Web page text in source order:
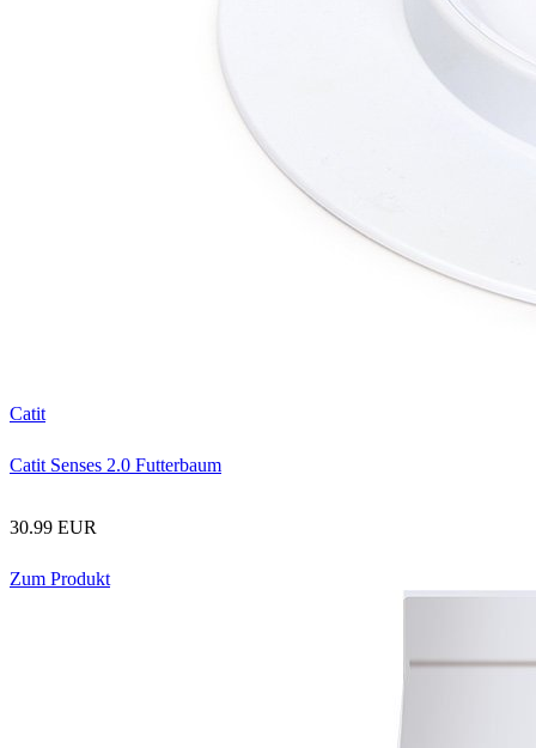
Catit
Catit Senses 2.0 Futterbaum
30.99 EUR
Zum Produkt